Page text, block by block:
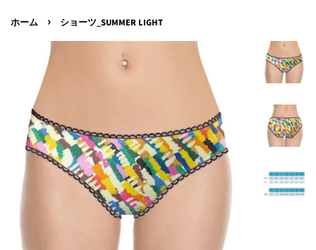
ホーム › ショーツ_SUMMER LIGHT